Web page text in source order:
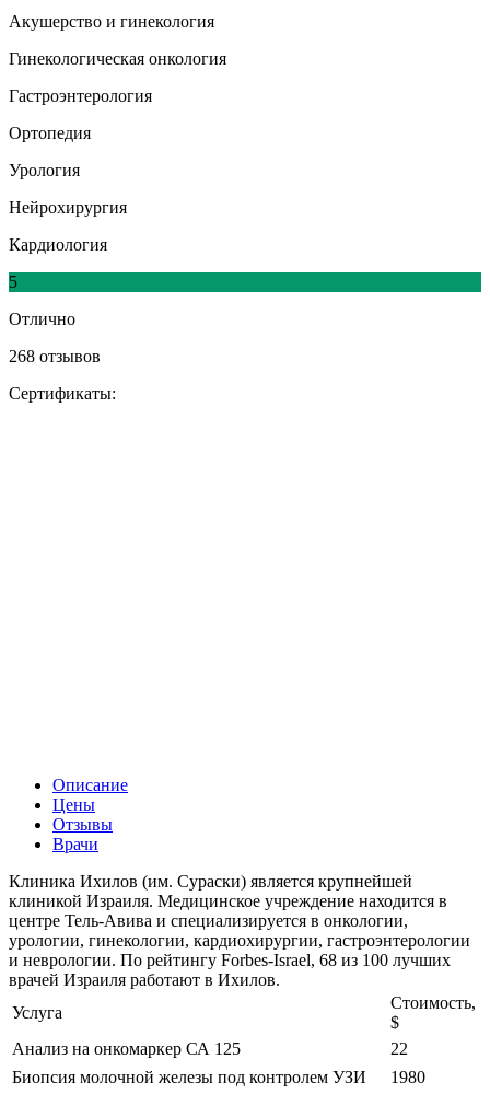
Акушерство и гинекология
Гинекологическая онкология
Гастроэнтерология
Ортопедия
Урология
Нейрохирургия
Кардиология
5
Отлично
268 отзывов
Сертификаты:
Описание
Цены
Отзывы
Врачи
Клиника Ихилов (им. Сураски) является крупнейшей
клиникой Израиля. Медицинское учреждение находится в
центре Тель-Авива и специализируется в онкологии,
урологии, гинекологии, кардиохирургии, гастроэнтерологии
и неврологии. По рейтингу Forbes-Israel, 68 из 100 лучших
врачей Израиля работают в Ихилов.
Услуга
Стоимость,
$
Анализ на онкомаркер СА 125
22
Биопсия молочной железы под контролем УЗИ
1980